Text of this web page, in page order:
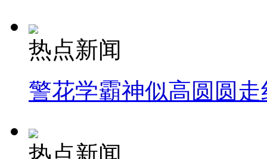
热点新闻
警花学霸神似高圆圆走
热点新闻